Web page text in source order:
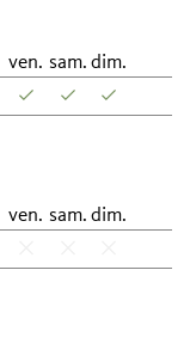
ven. sam. dim.
ven. sam. dim.